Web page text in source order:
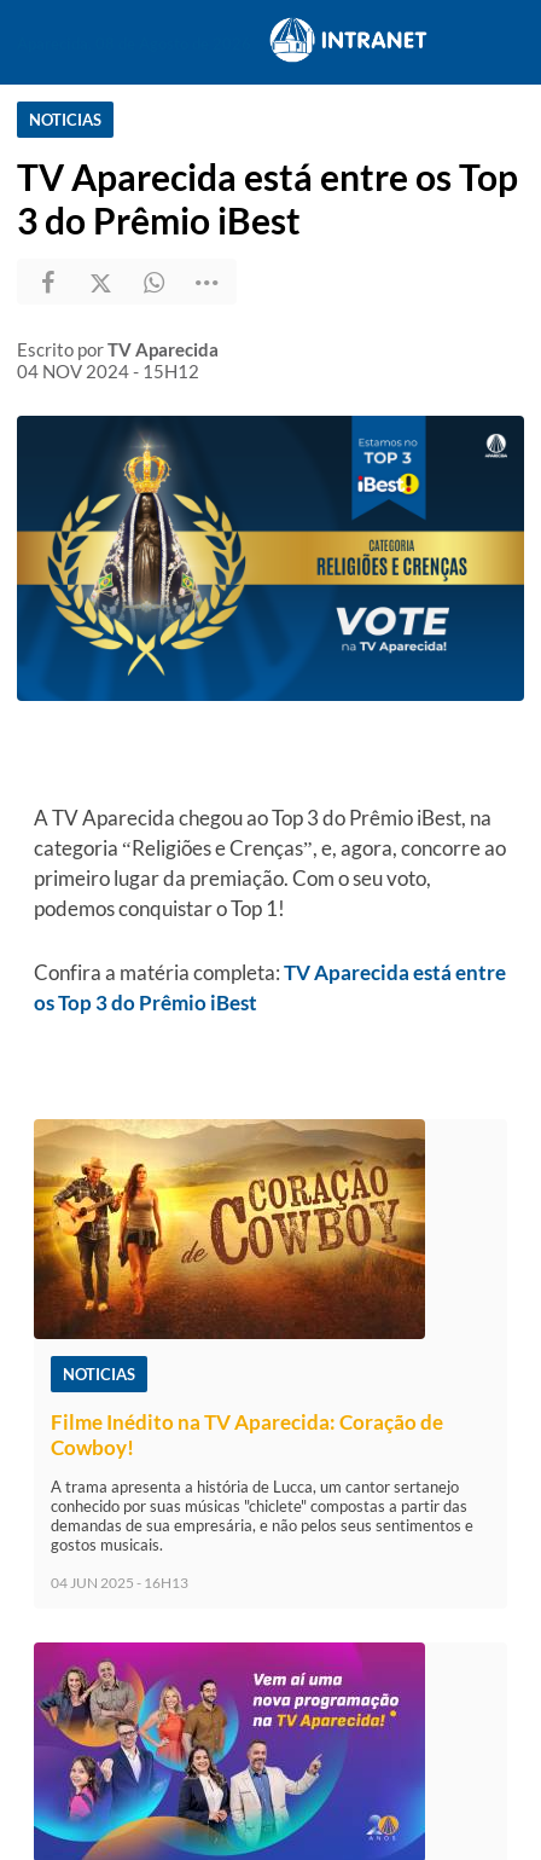
NOTICIAS
TV Aparecida está entre os Top
3 do Prêmio iBest
Escrito porTV Aparecida
04 NOV 2024 - 15H12
A TV Aparecida chegou ao Top 3 do Prêmio iBest, na
categoria “Religiões e Crenças”, e, agora, concorre ao
primeiro lugar da premiação. Com o seu voto,
podemos conquistar o Top 1!
Confira a matéria completa:TV Aparecida está entre
os Top 3 do Prêmio iBest
NOTICIAS
Filme Inédito na TV Aparecida: Coração de
Cowboy!
A trama apresenta a história de Lucca, um cantor sertanejo
conhecido por suas músicas "chiclete" compostas a partir das
demandas de sua empresária, e não pelos seus sentimentos e
gostos musicais.
04 JUN 2025 - 16H13